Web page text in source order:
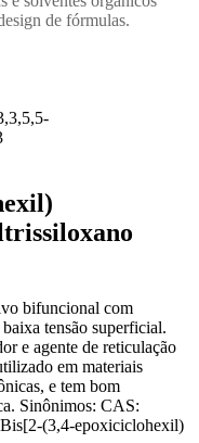
de fórmulas.
bifuncional com
tensão superficial.
e agente de reticulação
em materiais
e tem bom
Sinônimos: CAS:
(3,4-epoxiciclohexil)